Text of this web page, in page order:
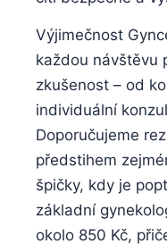
Výjimečnost
každou návštěvu⁢
zkušenost – od
individuální
Doporučujeme
předstihem
⁢špičky, kdy ‌je
základní
okolo 850 ⁣Kč,